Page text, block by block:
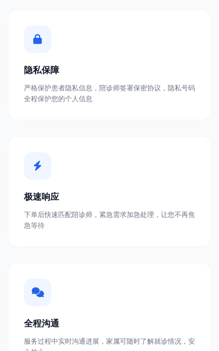
隐私保障
严格保护患者隐私信息，陪诊师签署保密协议，隐私号码
全程保护您的个人信息
极速响应
下单后快速匹配陪诊师，紧急需求加急处理，让您不再焦
急等待
全程沟通
服务过程中实时沟通进展，家属可随时了解就诊情况，安